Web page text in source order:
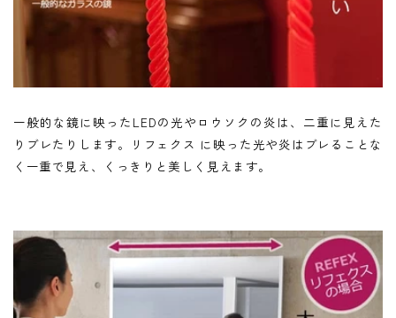
一般的な鏡に映ったLEDの光やロウソクの炎は、二重に見えた
りブレたりします。リフェクス に映った光や炎はブレることな
く一重で見え、くっきりと美しく見えます。